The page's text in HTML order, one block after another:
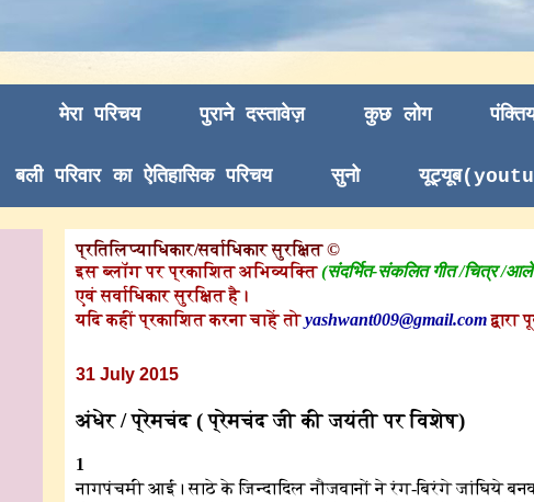
मेरा परिचय पुराने दस्तावेज़ कुछ लोग
बली परिवार का ऐतिहासिक परिचय सुनो
प्रतिलिप्याधिकार/सर्वाधिकार सुरक्षित ©
इस ब्लॉग पर प्रकाशित अभिव्यक्ति (संदर्भित-संकलित गीत /चित्र /
एवं सर्वाधिकार सुरक्षित है।
यदि कहीं प्रकाशित करना चाहें तो yashwant009@gmail.com
31 July 2015
अंधेर / प्रेमचंद ( प्रेमचंद जी की जयंती पर विशेष)
1
नागपंचमी आई। साठे के जिन्दादिल नौजवानों ने रंग-बिरंगे जांघिये